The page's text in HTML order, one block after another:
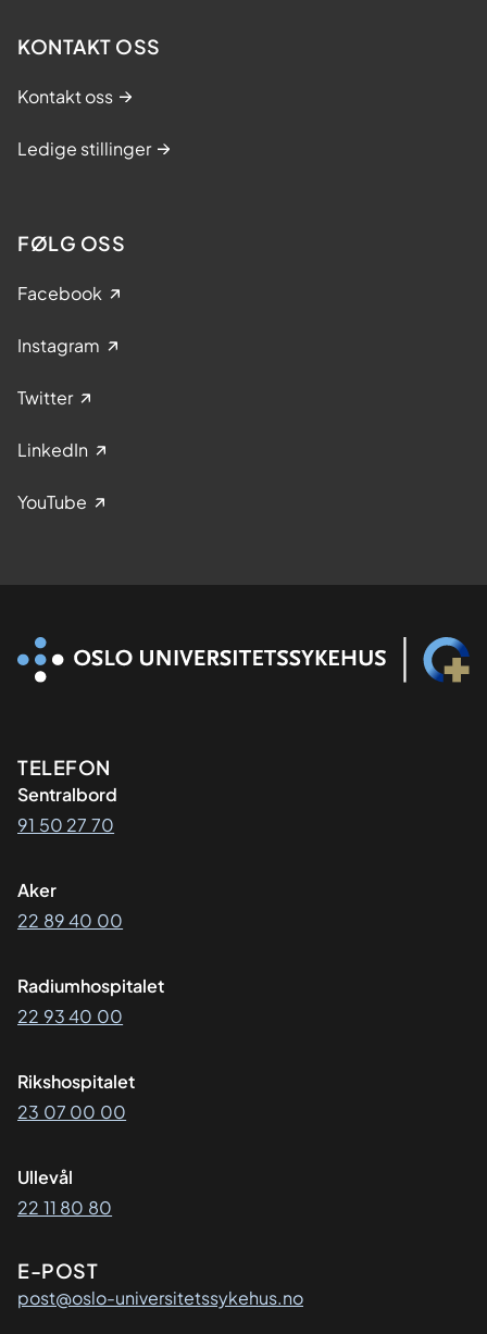
KONTAKT OSS
Kontakt oss
Ledige stillinger
FØLG OSS
Facebook
Instagram
Twitter
LinkedIn
YouTube
Kontaktinformasjon
TELEFON
Sentralbord
91 50 27 70
Aker
22 89 40 00
Radiumhospitalet
22 93 40 00
Rikshospitalet
23 07 00 00
Ullevål
22 11 80 80
E-POST
post@oslo-universitetssykehus.no